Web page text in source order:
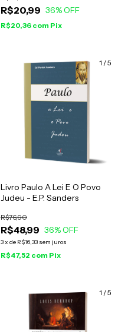
Deus
R$20,99 36% OFF
R$20,36 com Pix
1 /5
Livro Paulo A Lei E O Povo
Judeu - E.P. Sanders
R$48,99
R$76,90
36% OFF
3x de R$16,33 sem juros
R$47,52 com Pix
1 /5